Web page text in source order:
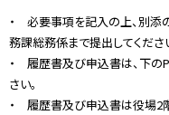
・ 必要事項を記入の上、別添
務課総務係まで提出してくださ
・ 履歴書及び申込書は、下の
さい。
・ 履歴書及び申込書は役場2